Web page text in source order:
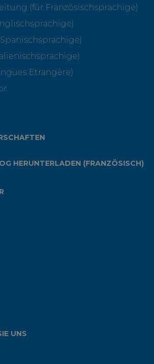
(für Französischsprachige)
Etrangère)
HERUNTERLADEN (FRANZÖSISCH)
UNS